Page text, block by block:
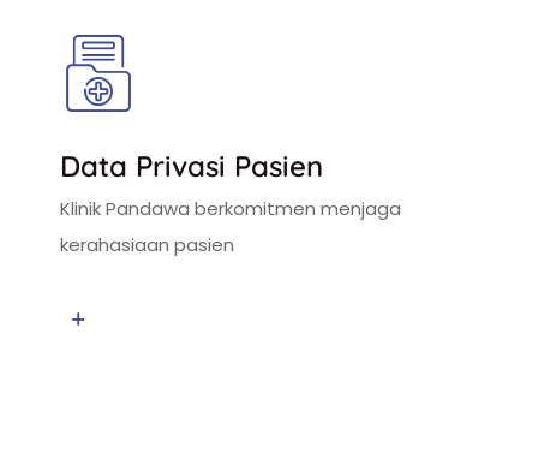
Data Privasi Pasien
Klinik Pandawa berkomitmen menjaga
kerahasiaan pasien